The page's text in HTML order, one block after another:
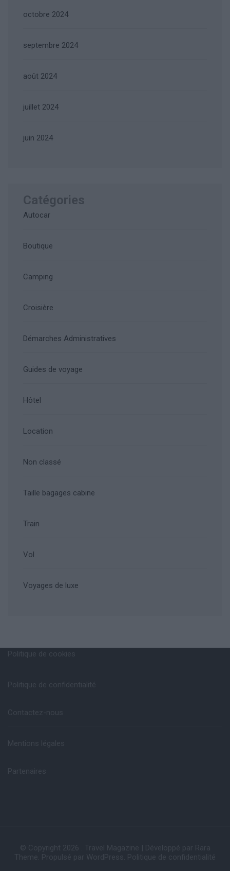
octobre 2024
septembre 2024
août 2024
juillet 2024
juin 2024
Catégories
Autocar
Boutique
Camping
Croisière
Démarches Administratives
Guides de voyage
Hôtel
Location
Non classé
Taille bagages cabine
Train
Vol
Voyages de luxe